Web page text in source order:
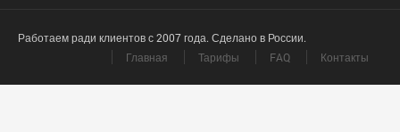
Работаем ради клиентов с 2007 года. Сделано в России.
Главная
Тарифы FAQ Контакты